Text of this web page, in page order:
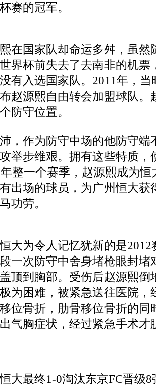
赛的冠军。
国家队却命运多舛，虽然
界杯前失去了去南非的机票
有入选国家队。2011年，
赵源熙自由转会加盟球队。
防守位置。
作为防守中场的他防守端
举步维艰。拥有这些特质，
整一个赛季，赵源熙成为
出场的球员，为广州恒大获
功劳。
为令人记忆犹新的是2012
一次防守中舍身堵枪眼封堵
顶到胸部。受伤后赵源熙倒
为困难，被紧急送往医院，
位骨折，肋骨移位骨折的同
气胸症状，经过紧急手术才
最终1-0淘汰东京FC晋级8